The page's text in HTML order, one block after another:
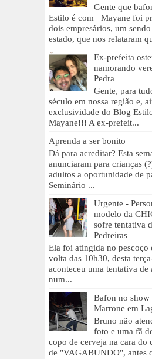
Gente que
Estilo é com Mayane foi
dois empresários, um
estado, que nos relataram
Ex-prefeita
namorando
Pedra
Gente, para
século em nossa região e,
exclusividade do Blog
Mayane!!! A ex-prefeit...
Aprenda a ser bonito
Dá para acreditar? Esta
anunciaram para crianças
adultos a oportunidade de
Seminário ...
Urgente -
modelo da
sofre tentativa
Pedreiras
Ela foi atingida no pescoço
volta das 10h30, desta
aconteceu uma tentativa de
num...
Bafon no show
Marrone em
Bruno não
foto e uma fã
copo de cerveja na cara do
de "VAGABUNDO", antes